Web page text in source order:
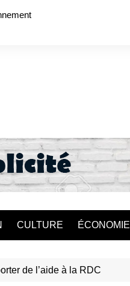
CULTURE ÉCONOMIE
de l’aide à la RDC